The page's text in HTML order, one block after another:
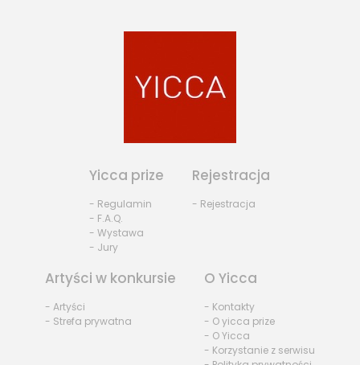
Yicca prize
- Regulamin
- F.A.Q.
- Wystawa
- Jury
Rejestracja
- Rejestracja
Artyści w konkursie
- Artyści
- Strefa prywatna
O Yicca
- Kontakty
- O yicca prize
- O Yicca
- Korzystanie z serwisu